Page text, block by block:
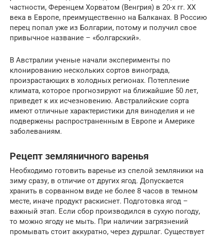
частности, Ференцем Хорватом (Венгрия) в 20-х гг. XX
века в Европе, преимущественно на Балканах. В Россию
перец попал уже из Болгарии, потому и получил свое
привычное название – «болгарский».
В Австралии ученые начали эксперименты по
клонированию нескольких сортов винограда,
произрастающих в холодных регионах. Потепление
климата, которое прогнозируют на ближайшие 50 лет,
приведет к их исчезновению. Австралийские сорта
имеют отличные характеристики для виноделия и не
подвержены распространенным в Европе и Америке
заболеваниям.
Рецепт земляничного варенья
Необходимо готовить варенье из спелой земляники на
зиму сразу, в отличие от других ягод. Допускается
хранить в сорванном виде не более 8 часов в темном
месте, иначе продукт раскиснет. Подготовка ягод –
важный этап. Если сбор производился в сухую погоду,
то можно ягоду не мыть. При наличии загрязнений
промывать стоит аккуратно, через дуршлаг. Существует